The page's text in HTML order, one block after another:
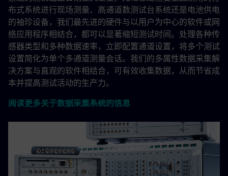
布式系统进行现场测量、高通道数测试台系统还是电池供电
的袖珍设备，我们最先进的硬件与以用户为中心的软件或网
络应用程序相结合，都可以显著缩短测试时间。处理各种传
感器类型和多种数据速率，立即配置通道设置，将多个测试
设置简化为单个多通道测量会话。我们的多属性数据采集解
决方案与直观的软件相结合，可有效收集数据，从而节省成
本并提高测试活动的生产力。
阅读更多关于数据采集系统的信息